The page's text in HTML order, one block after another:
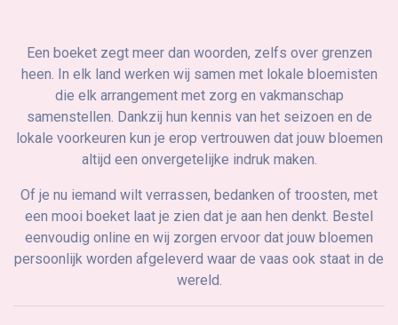
Een boeket zegt meer dan woorden, zelfs over grenzen
heen. In elk land werken wij samen met lokale bloemisten
die elk arrangement met zorg en vakmanschap
samenstellen. Dankzij hun kennis van het seizoen en de
lokale voorkeuren kun je erop vertrouwen dat jouw bloemen
altijd een onvergetelijke indruk maken.
Of je nu iemand wilt verrassen, bedanken of troosten, met
een mooi boeket laat je zien dat je aan hen denkt. Bestel
eenvoudig online en wij zorgen ervoor dat jouw bloemen
persoonlijk worden afgeleverd waar de vaas ook staat in de
wereld.